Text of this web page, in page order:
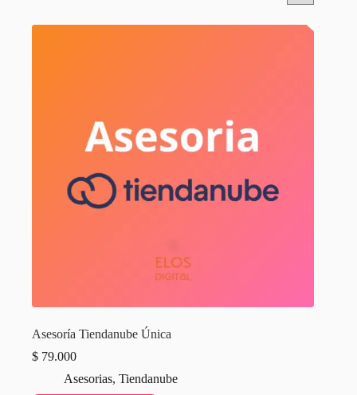
Asesoría Tiendanube Única
$ 79.000
Asesorias, Tiendanube